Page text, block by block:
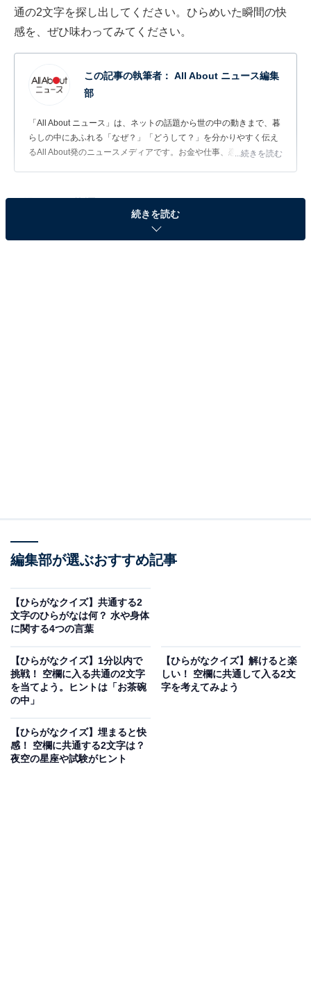
通の2文字を探し出してください。ひらめいた瞬間の快
感を、ぜひ味わってみてください。
この記事の執筆者： All About ニュース編集
部
「All About ニュース」は、ネットの話題から世の中の動きまで、暮
らしの中にあふれる「なぜ？」「どうして？」を分かりやすく伝え
るAll About発のニュースメディアです。お金や仕事、恋愛、ITに関
...続きを読む
おあ□□
ヒント：物事が効率的に機能するための全体的な仕組み
や体系、写真撮影やダンスなどのために料金を払って利
続きを読む
編集部が選ぶおすすめ記事
【ひらがなクイズ】共通する2
文字のひらがなは何？ 水や身体
に関する4つの言葉
【ひらがなクイズ】1分以内で
挑戦！ 空欄に入る共通の2文字
を当てよう。ヒントは「お茶碗
の中」
【ひらがなクイズ】解けると楽
しい！ 空欄に共通して入る2文
字を考えてみよう
【ひらがなクイズ】埋まると快
感！ 空欄に共通する2文字は？
夜空の星座や試験がヒント